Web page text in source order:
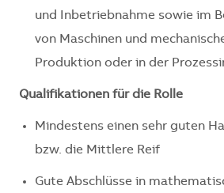
und Inbetriebnahme sowie im
von Maschinen und
Produktion oder in der
Qualifikationen für die Rolle
Mindestens einen sehr guten
bzw. die Mittlere Reif
Gute Abschlüsse in